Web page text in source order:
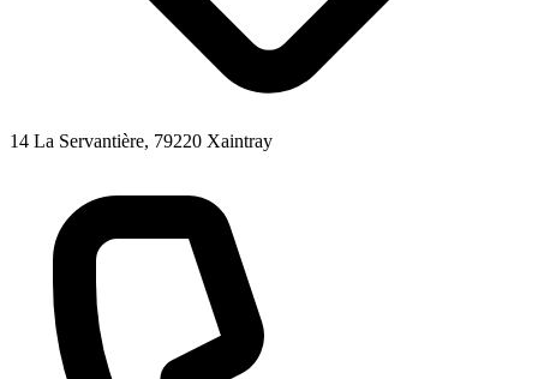
14 La Servantière, 79220 Xaintray